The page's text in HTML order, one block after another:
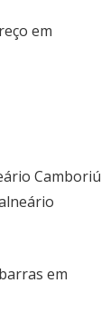
em
Camboriú
em